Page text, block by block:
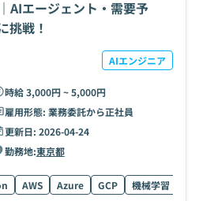
AIエージェント・需要予
挑戦！
AIエンジニア
時給 3,000円 ~ 5,000円
雇用形態: 業務委託から正社員
更新日: 2026-04-24
勤務地:東京都
AWS Azure GCP 機械学習